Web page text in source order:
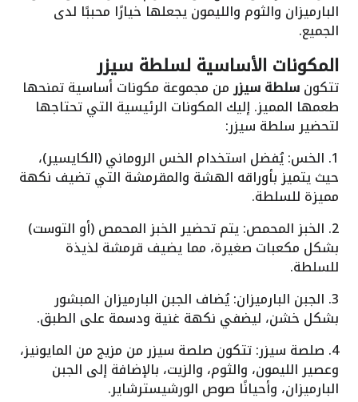
البارميزان والثوم والليمون يجعلها خيارًا محببًا لدى
الجميع.
المكونات الأساسية لسلطة سيزر
تتكونسلطة سيزرمن مجموعة مكونات أساسية تمنحها
طعمها المميز. إليك المكونات الرئيسية التي تحتاجها
لتحضير سلطة سيزر:
1. الخس: يُفضل استخدام الخس الروماني (الكايسير)،
حيث يتميز بأوراقه الهشة والمقرمشة التي تضيف نكهة
مميزة للسلطة.
2. الخبز المحمص: يتم تحضير الخبز المحمص (أو التوست)
بشكل مكعبات صغيرة، مما يضيف قرمشة لذيذة
للسلطة.
3. الجبن البارميزان: يُضاف الجبن البارميزان المبشور
بشكل خشن، ليضفي نكهة غنية ودسمة على الطبق.
4. صلصة سيزر: تتكون صلصة سيزر من مزيج من المايونيز،
وعصير الليمون، والثوم، والزيت، بالإضافة إلى الجبن
البارميزان، وأحيانًا صوص الورشيسترشاير.